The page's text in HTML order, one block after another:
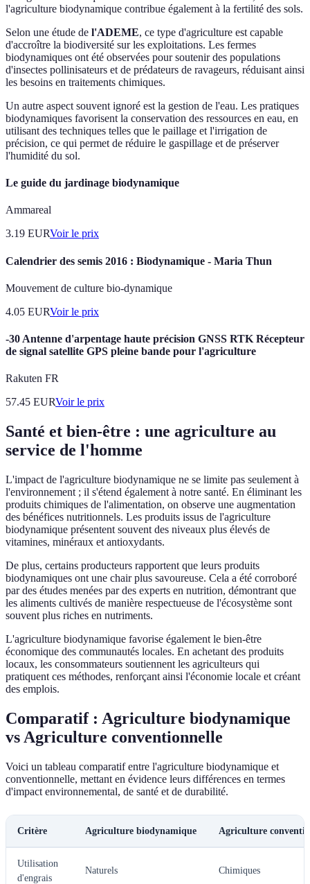
l'agriculture biodynamique contribue également à la fertilité des sols.
Selon une étude de l'ADEME, ce type d'agriculture est capable
d'accroître la biodiversité sur les exploitations. Les fermes
biodynamiques ont été observées pour soutenir des populations
d'insectes pollinisateurs et de prédateurs de ravageurs, réduisant ainsi
les besoins en traitements chimiques.
Un autre aspect souvent ignoré est la gestion de l'eau. Les pratiques
biodynamiques favorisent la conservation des ressources en eau, en
utilisant des techniques telles que le paillage et l'irrigation de
précision, ce qui permet de réduire le gaspillage et de préserver
l'humidité du sol.
Le guide du jardinage biodynamique
Ammareal
3.19 EURVoir le prix
Calendrier des semis 2016 : Biodynamique - Maria Thun
Mouvement de culture bio-dynamique
4.05 EURVoir le prix
-30 Antenne d'arpentage haute précision GNSS RTK Récepteur
de signal satellite GPS pleine bande pour l'agriculture
Rakuten FR
57.45 EURVoir le prix
Santé et bien-être : une agriculture au
service de l'homme
L'impact de l'agriculture biodynamique ne se limite pas seulement à
l'environnement ; il s'étend également à notre santé. En éliminant les
produits chimiques de l'alimentation, on observe une augmentation
des bénéfices nutritionnels. Les produits issus de l'agriculture
biodynamique présentent souvent des niveaux plus élevés de
vitamines, minéraux et antioxydants.
De plus, certains producteurs rapportent que leurs produits
biodynamiques ont une chair plus savoureuse. Cela a été corroboré
par des études menées par des experts en nutrition, démontrant que
les aliments cultivés de manière respectueuse de l'écosystème sont
souvent plus riches en nutriments.
L'agriculture biodynamique favorise également le bien-être
économique des communautés locales. En achetant des produits
locaux, les consommateurs soutiennent les agriculteurs qui
pratiquent ces méthodes, renforçant ainsi l'économie locale et créant
des emplois.
Comparatif : Agriculture biodynamique
vs Agriculture conventionnelle
Voici un tableau comparatif entre l'agriculture biodynamique et
conventionnelle, mettant en évidence leurs différences en termes
d'impact environnemental, de santé et de durabilité.
Critère Agriculture biodynamique Agriculture
Utilisation
d'engrais
Naturels Chimiques